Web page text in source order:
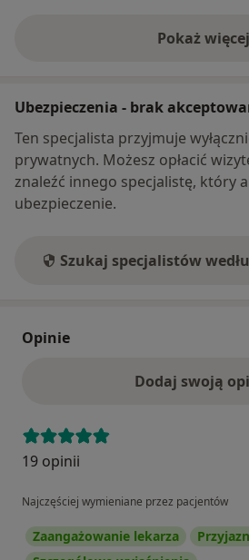
Pokaż więcej
o
Ubezpieczenia - brak
Ten specjalista przyjmuje
prywatnych. Możesz opłacić
znaleźć innego specjalistę, który
ubezpieczenie.
Szukaj specjalistów
Opinie
Dodaj swoją
19 opinii
Najczęściej wymieniane przez pacjentów
Zaangażowanie lekarza